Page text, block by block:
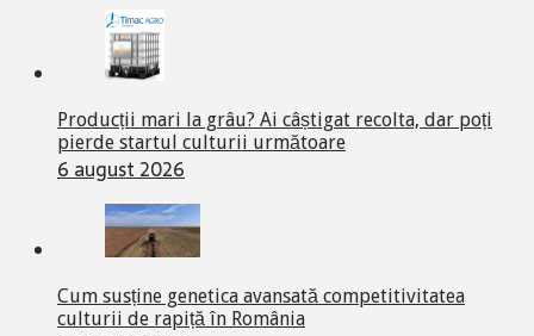
Producții mari la grâu? Ai câștigat recolta, dar poți
pierde startul culturii următoare
6 august 2026
Cum susține genetica avansată competitivitatea
culturii de rapiță în România